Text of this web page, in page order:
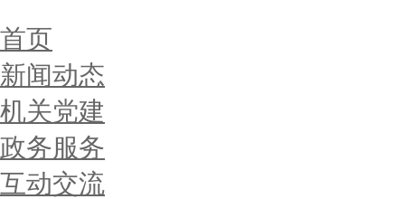
首页
新闻动态
机关党建
政务服务
互动交流